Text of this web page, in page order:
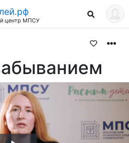
центр МПСУ